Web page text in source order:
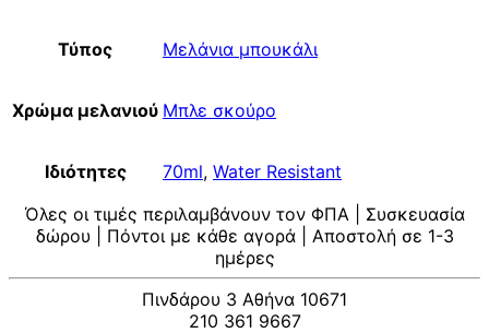
Τύπος Μελάνια μπουκάλι
Χρώμα μελανιού Μπλε σκούρο
Ιδιότητες 70ml, Water Resistant
Όλες οι τιμές περιλαμβάνουν τον ΦΠΑ | Συσκευασία
δώρου | Πόντοι με κάθε αγορά | Αποστολή σε 1-3
ημέρες
Πινδάρου 3 Αθήνα 10671
210 361 9667